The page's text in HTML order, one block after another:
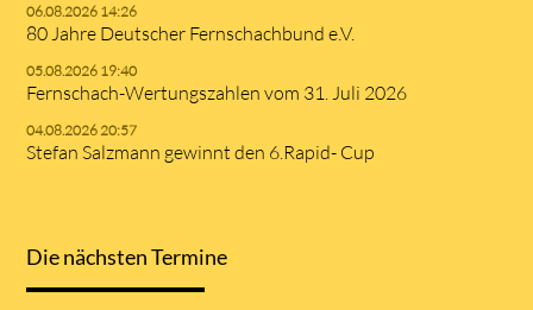
06.08.2026 14:26
80 Jahre Deutscher Fernschachbund e.V.
05.08.2026 19:40
Fernschach-Wertungszahlen vom 31. Juli 2026
04.08.2026 20:57
Stefan Salzmann gewinnt den 6.Rapid- Cup
Die nächsten Termine